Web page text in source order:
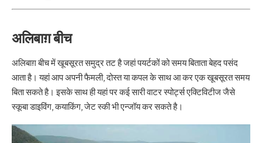
अलिबाग़ बीच
अलिबाग़ बीच में खूबसूरत समुद्र तट है जहां पयर्टकों को समय बिताता बेहद पसंद
आता है। यहां आप अपनी फैमली, दोस्त या कपल के साथ आ कर एक खूबसूरत समय
बिता सकते है। इसके साथ ही यहां पर कई सारी वाटर स्पोर्ट्स एक्टिविटीज जैसे
स्कूबा डाइविंग, कयाकिंग, जेट स्की भी एन्जॉय कर सकते है।